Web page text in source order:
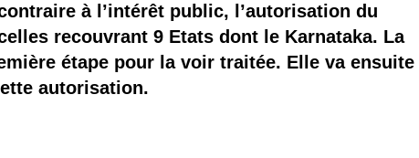
à l’intérêt public, l’autorisation du
recouvrant 9 Etats dont le Karnataka. La
étape pour la voir traitée. Elle va ensuite
autorisation.